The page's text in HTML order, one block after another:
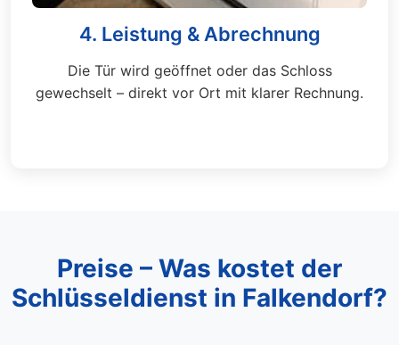
4. Leistung & Abrechnung
Die Tür wird geöffnet oder das Schloss
gewechselt – direkt vor Ort mit klarer Rechnung.
Preise – Was kostet der
Schlüsseldienst in Falkendorf?